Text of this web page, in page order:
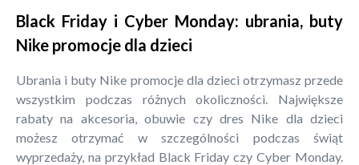
Black Friday i Cyber Monday: ubrania, buty
Nike promocje dla dzieci
Ubrania i buty Nike promocje dla dzieci otrzymasz przede
wszystkim podczas różnych okoliczności. Największe
rabaty na akcesoria, obuwie czy dres Nike dla dzieci
możesz otrzymać w szczególności podczas świąt
wyprzedaży, na przykład Black Friday czy Cyber Monday.